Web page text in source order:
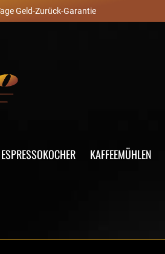
Geld-Zurück-Garantie
ESPRESSOKOCHER KAFFEEMÜHLEN